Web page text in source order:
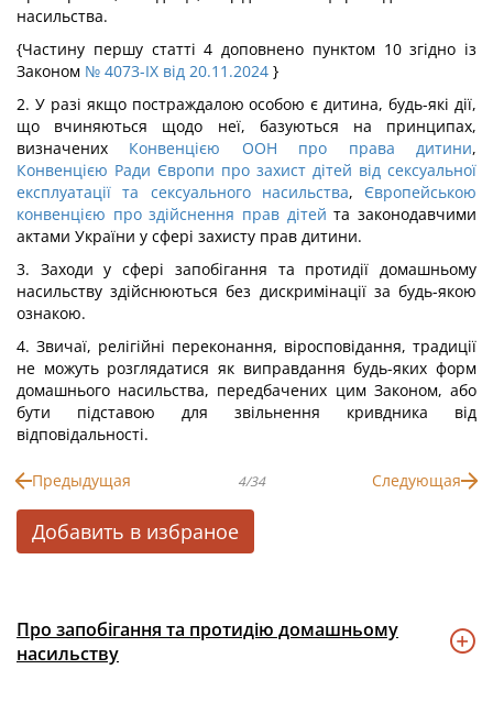
насильства.
{Частину першу статті 4 доповнено пунктом 10 згідно із
Законом № 4073-IX від 20.11.2024 }
2. У разі якщо постраждалою особою є дитина, будь-які дії,
що вчиняються щодо неї, базуються на принципах,
визначених Конвенцією ООН про права дитини,
Конвенцією Ради Європи про захист дітей від сексуальної
експлуатації та сексуального насильства, Європейською
конвенцією про здійснення прав дітей та законодавчими
актами України у сфері захисту прав дитини.
3. Заходи у сфері запобігання та протидії домашньому
насильству здійснюються без дискримінації за будь-якою
ознакою.
4. Звичаї, релігійні переконання, віросповідання, традиції
не можуть розглядатися як виправдання будь-яких форм
домашнього насильства, передбачених цим Законом, або
бути підставою для звільнення кривдника від
відповідальності.
Предыдущая 4/34 Следующая
Добавить в избраное
Про запобігання та протидію домашньому
насильству